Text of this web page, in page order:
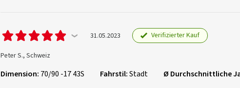
31.05.2023 Verifizierter Kauf
Peter S., Schweiz
Dimension: 70/90 -17 43S Fahrstil:Stadt Ø Durchschnittliche